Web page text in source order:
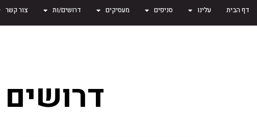
דף הבית עלינו סניפים מעסיקים דרושים/ות צור קשר